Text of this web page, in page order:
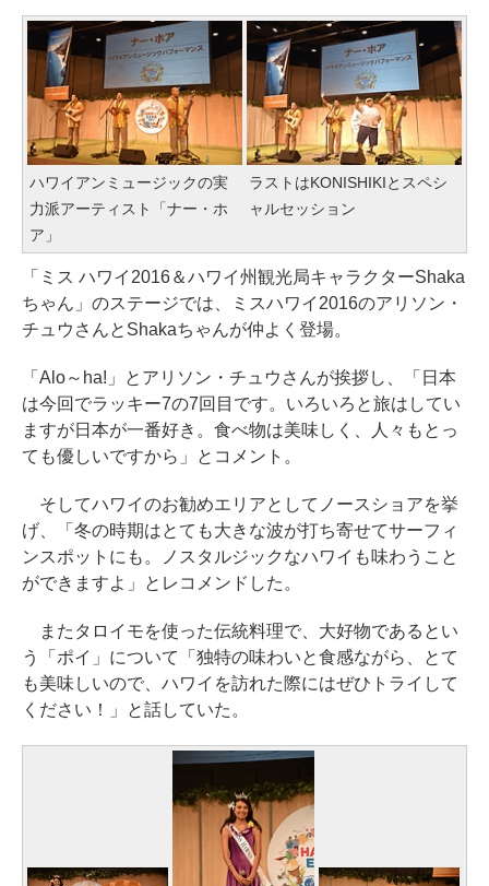
ハワイアンミュージックの実
力派アーティスト「ナー・ホ
ア」
ラストはKONISHIKIとスペシ
ャルセッション
「ミス ハワイ2016＆ハワイ州観光局キャラクターShaka
ちゃん」のステージでは、ミスハワイ2016のアリソン・
チュウさんとShakaちゃんが仲よく登場。
「Alo～ha!」とアリソン・チュウさんが挨拶し、「日本
は今回でラッキー7の7回目です。いろいろと旅はしてい
ますが日本が一番好き。食べ物は美味しく、人々もとっ
ても優しいですから」とコメント。
そしてハワイのお勧めエリアとしてノースショアを挙
げ、「冬の時期はとても大きな波が打ち寄せてサーフィ
ンスポットにも。ノスタルジックなハワイも味わうこと
ができますよ」とレコメンドした。
またタロイモを使った伝統料理で、大好物であるとい
う「ポイ」について「独特の味わいと食感ながら、とて
も美味しいので、ハワイを訪れた際にはぜひトライして
ください！」と話していた。